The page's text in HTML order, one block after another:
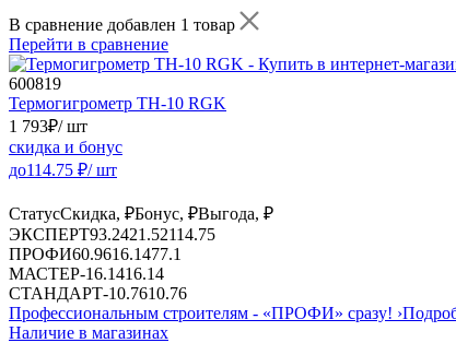
В сравнение добавлен 1 товар
Перейти в сравнение
600819
Термогигрометр TH-10 RGK
1 793₽/ шт
скидка и бонус
до114.75 ₽/ шт
СтатусСкидка, ₽Бонус, ₽Выгода, ₽
ЭКСПЕРТ93.2421.52114.75
ПРОФИ60.9616.1477.1
МАСТЕР-16.1416.14
СТАНДАРТ-10.7610.76
Профессиональным строителям - «ПРОФИ» сразу! ›
Наличие в магазинах